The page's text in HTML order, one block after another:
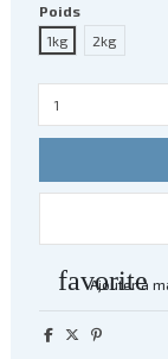
Poids
1kg
2kg
favorite
Ajouter à